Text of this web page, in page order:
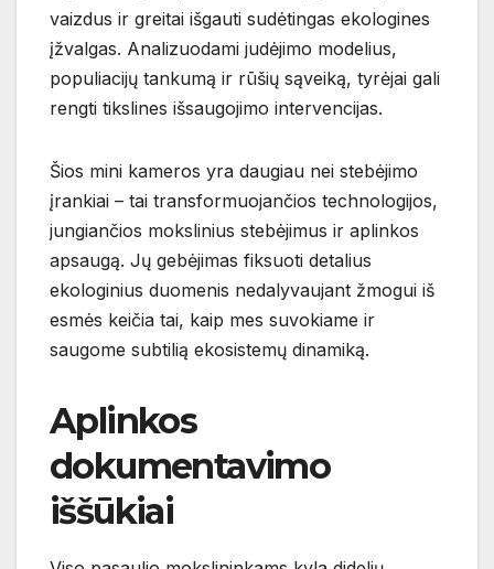
vaizdus ir greitai išgauti sudėtingas ekologines
įžvalgas. Analizuodami judėjimo modelius,
populiacijų tankumą ir rūšių sąveiką, tyrėjai gali
rengti tikslines išsaugojimo intervencijas.
Šios mini kameros yra daugiau nei stebėjimo
įrankiai – tai transformuojančios technologijos,
jungiančios mokslinius stebėjimus ir aplinkos
apsaugą. Jų gebėjimas fiksuoti detalius
ekologinius duomenis nedalyvaujant žmogui iš
esmės keičia tai, kaip mes suvokiame ir
saugome subtilią ekosistemų dinamiką.
Aplinkos
dokumentavimo
iššūkiai